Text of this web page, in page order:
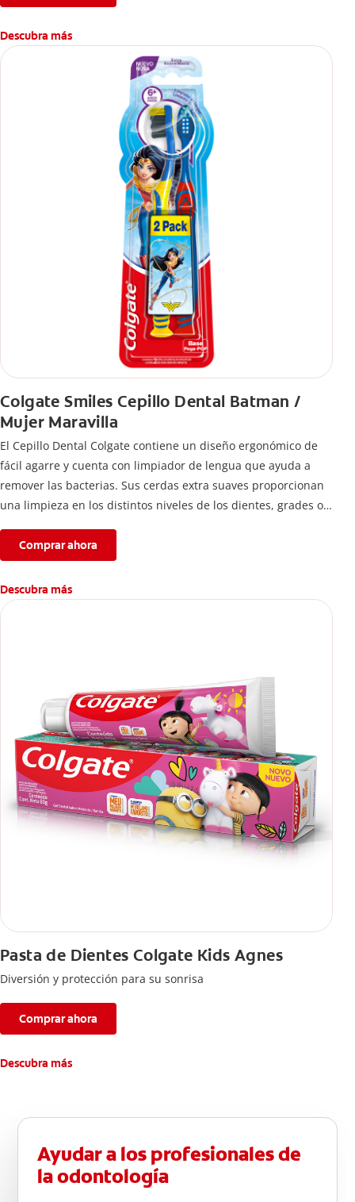
Descubra más
Colgate Smiles Cepillo Dental Batman /
Mujer Maravilla
El Cepillo Dental Colgate contiene un diseño ergonómico de
fácil agarre y cuenta con limpiador de lengua que ayuda a
remover las bacterias. Sus cerdas extra suaves proporcionan
una limpieza en los distintos niveles de los dientes, grades o
Comprar ahora
Descubra más
Pasta de Dientes Colgate Kids Agnes
Diversión y protección para su sonrisa
Comprar ahora
Descubra más
Ayudar a los profesionales de
la odontología